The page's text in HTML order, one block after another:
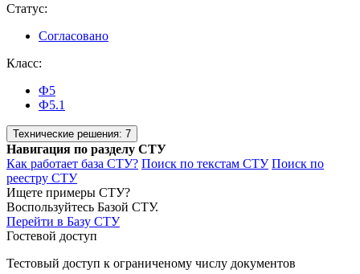
Статус:
Согласовано
Класс:
Ф5
Ф5.1
Технические решения: 7
Навигация по разделу СТУ
Как работает база СТУ? Поиск по текстам СТУ Поиск по
реестру СТУ
Ищете примеры СТУ?
Воспользуйтесь Базой СТУ.
Перейти в Базу СТУ
Гостевой доступ
Тестовый доступ к ограниченому числу документов